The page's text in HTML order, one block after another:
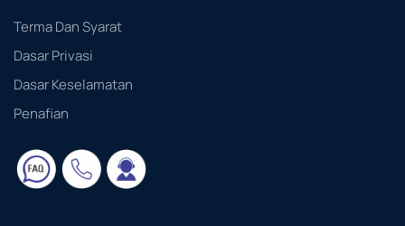
Terma Dan Syarat
Dasar Privasi
Dasar Keselamatan
Penafian